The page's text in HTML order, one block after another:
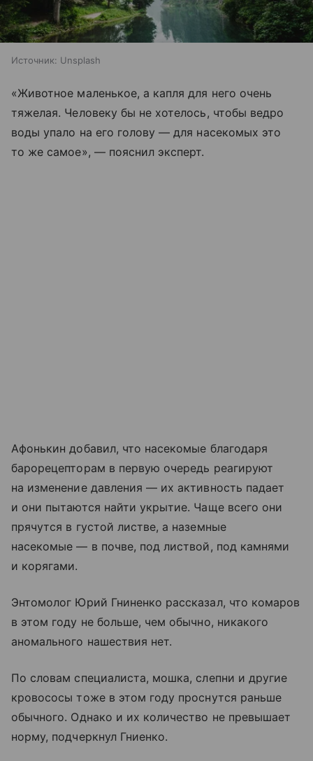
Источник: Unsplash
«Животное маленькое, а капля для него очень
тяжелая. Человеку бы не хотелось, чтобы ведро
воды упало на его голову — для насекомых это
то же самое», — пояснил эксперт.
Афонькин добавил, что насекомые благодаря
барорецепторам в первую очередь реагируют
на изменение давления — их активность падает
и они пытаются найти укрытие. Чаще всего они
прячутся в густой листве, а наземные
насекомые — в почве, под листвой, под камнями
и корягами.
Энтомолог Юрий Гниненко рассказал, что комаров
в этом году не больше, чем обычно, никакого
аномального нашествия нет.
По словам специалиста, мошка, слепни и другие
кровососы тоже в этом году проснутся раньше
обычного. Однако и их количество не превышает
норму, подчеркнул Гниенко.